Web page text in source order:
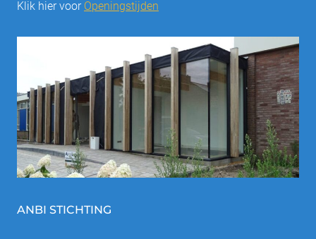
Klik hier voor Openingstijden
ANBI STICHTING